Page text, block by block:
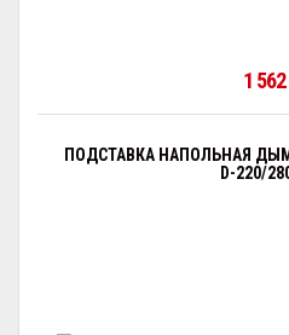
1 562
ПОДСТАВКА НАПОЛЬНАЯ
D-220/